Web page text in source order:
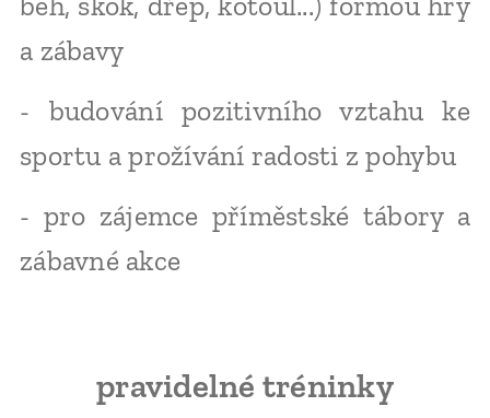
a zábavy
- budování pozitivního vztahu ke
sportu a prožívání radosti z pohybu
- pro zájemce příměstské tábory a
zábavné akce
pravidelné tréninky